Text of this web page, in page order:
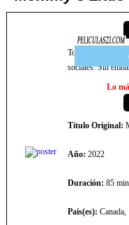
Todavía
sociales. Sin
Lo
Título Original:
Año: 2022
Duración: 85
Pais(es): Canada,